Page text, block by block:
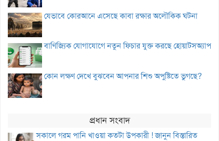
যেভাবে কোরআনে এসেছে কাবা রক্ষার অলৌকিক ঘটনা
বাণিজ্যিক যোগাযোগে নতুন ফিচার যুক্ত করছে হোয়াটসঅ্যাপ
কোন লক্ষণ দেখে বুঝবেন আপনার শিশু অপুষ্টিতে ভুগছে?
প্রধান সংবাদ
সকালে গরম পানি খাওয়া কতটা উপকারী ! জানুন বিস্তারিত